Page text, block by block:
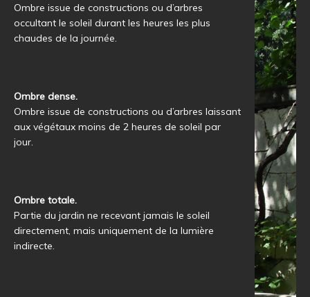
Ombre issue de constructions ou d’arbres
occultant le soleil durant les heures les plus
chaudes de la journée.
Ombre dense.
Ombre issue de constructions ou d’arbres laissant
aux végétaux moins de 2 heures de soleil par
jour.
Ombre totale.
Partie du jardin ne recevant jamais le soleil
directement, mais uniquement de la lumière
indirecte.